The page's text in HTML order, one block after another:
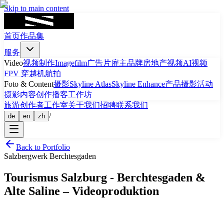
Skip to main content
首页作品集
服务
Video视频制作Imagefilm广告片雇主品牌房地产视频AI视频
FPV 穿越机航拍
Foto & Content摄影Skyline AtlasSkyline Enhance产品摄影活动
摄影内容创作播客工作坊
旅游创作者工作室关于我们招聘联系我们
de en zh /
Back to Portfolio
Salzbergwerk Berchtesgaden
Tourismus Salzburg - Berchtesgaden &
Alte Saline – Videoproduktion